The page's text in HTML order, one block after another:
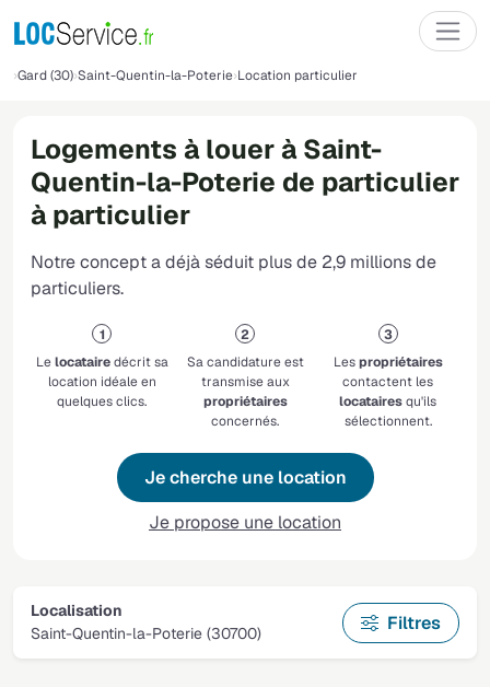
Gard (30) Saint-Quentin-la-Poterie Location particulier
Logements à louer à Saint-
Quentin-la-Poterie de particulier
à particulier
Notre concept a déjà séduit plus de 2,9 millions de
particuliers.
Lelocatairedécrit sa
location idéale en
quelques clics.
Sa candidature est
transmise aux
propriétaires
concernés.
Lespropriétaires
contactent les
locatairesqu'ils
sélectionnent.
Je cherche une location
Je propose une location
Localisation
Saint-Quentin-la-Poterie (30700)
Filtres